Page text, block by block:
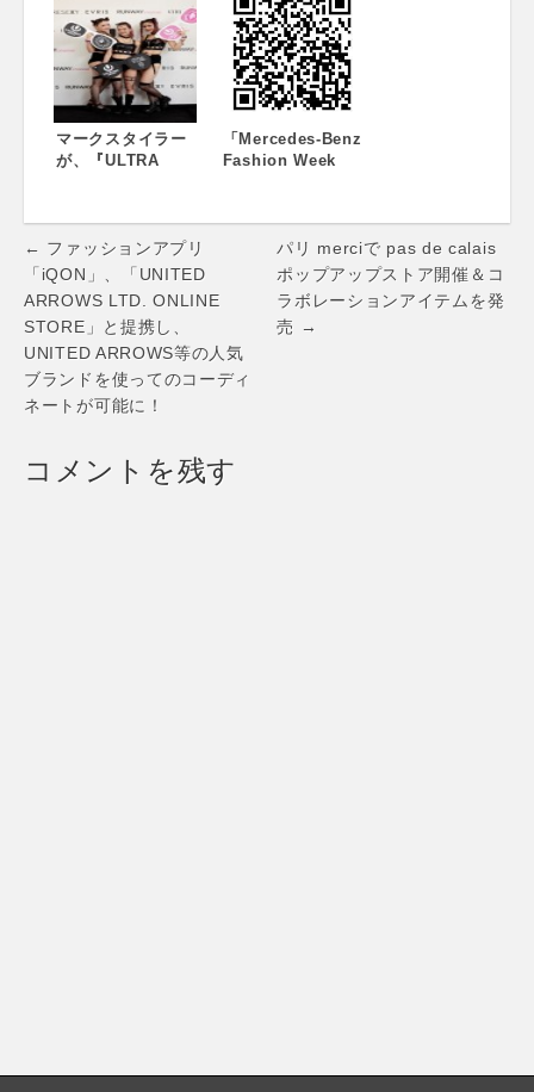
武渋谷店にオープ
ン！8月21日(金)～
31日(月)まで！
～“MADE IN
JAPAN”と、“永遠
のデニム”にこだわ
ったファッション
～
マークスタイラー
が、『ULTRA
ーを出展 – 日本初
開催・ULTRA
JAPANファッショ
「Mercedes-Benz
Fashion Week
定！ 参加ブランド
募集も開始
Post
navigation
← ファッションアプリ
「iQON」、「UNITED
ARROWS LTD. ONLINE
STORE」と提携し、
UNITED ARROWS等の人気
ブランドを使ってのコーディ
ネートが可能に！
パリ merciで pas de calais
ポップアップストア開催＆コ
ラボレーションアイテムを発
売 →
コメントを残す